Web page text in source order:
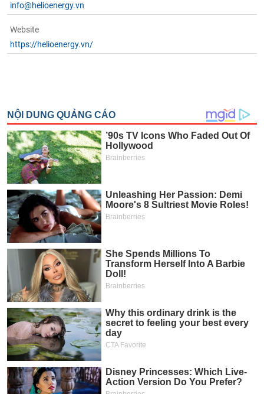
info@helioenergy.vn
Website
https://helioenergy.vn/